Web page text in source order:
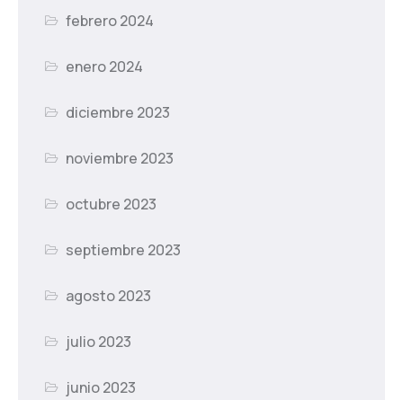
febrero 2024
enero 2024
diciembre 2023
noviembre 2023
octubre 2023
septiembre 2023
agosto 2023
julio 2023
junio 2023